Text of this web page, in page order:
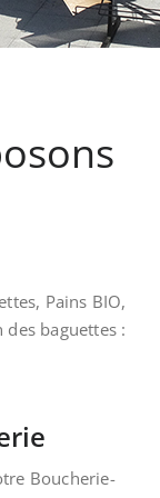
Kintzheim-St-
Pains BIO,
baguettes :
Boucherie-